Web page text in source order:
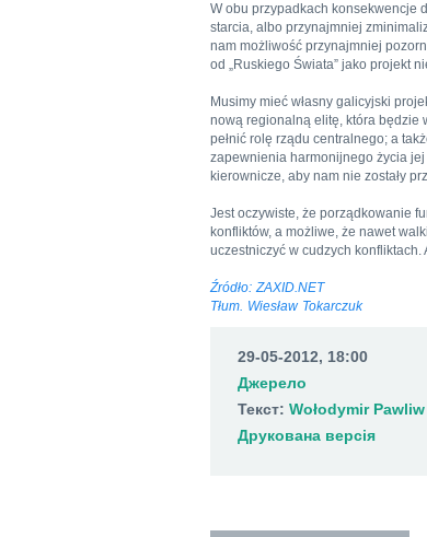
W obu przypadkach konsekwencje
starcia, albo przynajmniej
nam możliwość przynajmniej
od „Ruskiego Świata” jako projekt
Musimy mieć własny galicyjski
nową regionalną elitę, która będzie
pełnić rolę rządu centralnego; a
zapewnienia harmonijnego życia jej
kierownicze, aby nam nie zostały
Jest oczywiste, że porządkowanie
konfliktów, a możliwe, że nawet
uczestniczyć w cudzych
Źródło: ZAXID.NET
Tłum. Wiesław Tokarczuk
29-05-2012, 18:00
Джерело
Текст: Wołodymir Pawliw
Друкована версія